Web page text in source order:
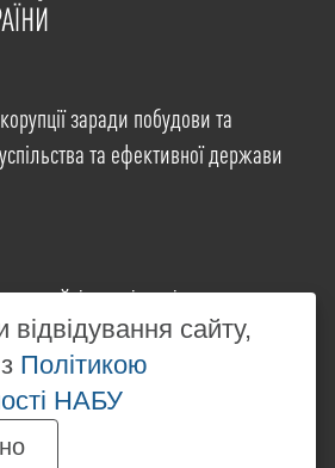
заради побудови та
та ефективної держави
сайті розміщені на умовах
Attribution-NonCommercial-
. Використання будь-
на сайті, дозволяється
наwww.nabu.gov.ua
або часткового
сайту,
Політикою
НАБУ